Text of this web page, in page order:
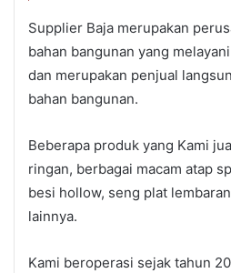
Supplier Baja merupakan
bahan bangunan yang
dan merupakan penjual
bahan bangunan.
Beberapa produk yang Kami
ringan, berbagai macam atap
besi hollow, seng plat
lainnya.
Kami beroperasi sejak tahun